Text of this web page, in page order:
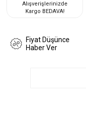
Alışverişlerinizde
Kargo BEDAVA!
Fiyat Düşünce
Haber Ver